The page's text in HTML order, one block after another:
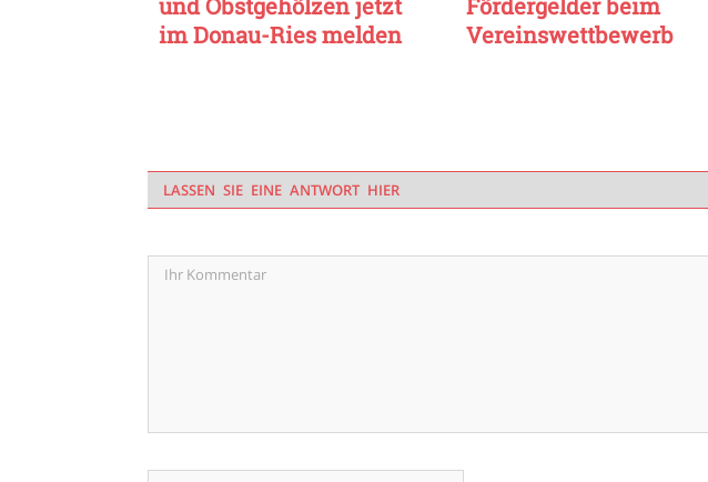
im Donau-Ries melden
Vereinswettbewerb
LASSEN SIE EINE ANTWORT HIER